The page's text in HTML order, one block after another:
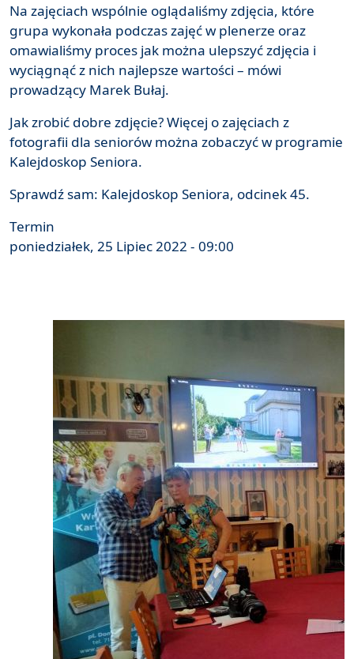
Na zajęciach wspólnie oglądaliśmy zdjęcia, które
grupa wykonała podczas zajęć w plenerze oraz
omawialiśmy proces jak można ulepszyć zdjęcia i
wyciągnąć z nich najlepsze wartości – mówi
prowadzący Marek Bułaj.
Jak zrobić dobre zdjęcie? Więcej o zajęciach z
fotografii dla seniorów można zobaczyć w programie
Kalejdoskop Seniora.
Sprawdź sam: Kalejdoskop Seniora, odcinek 45.
Termin
poniedziałek, 25 Lipiec 2022 - 09:00